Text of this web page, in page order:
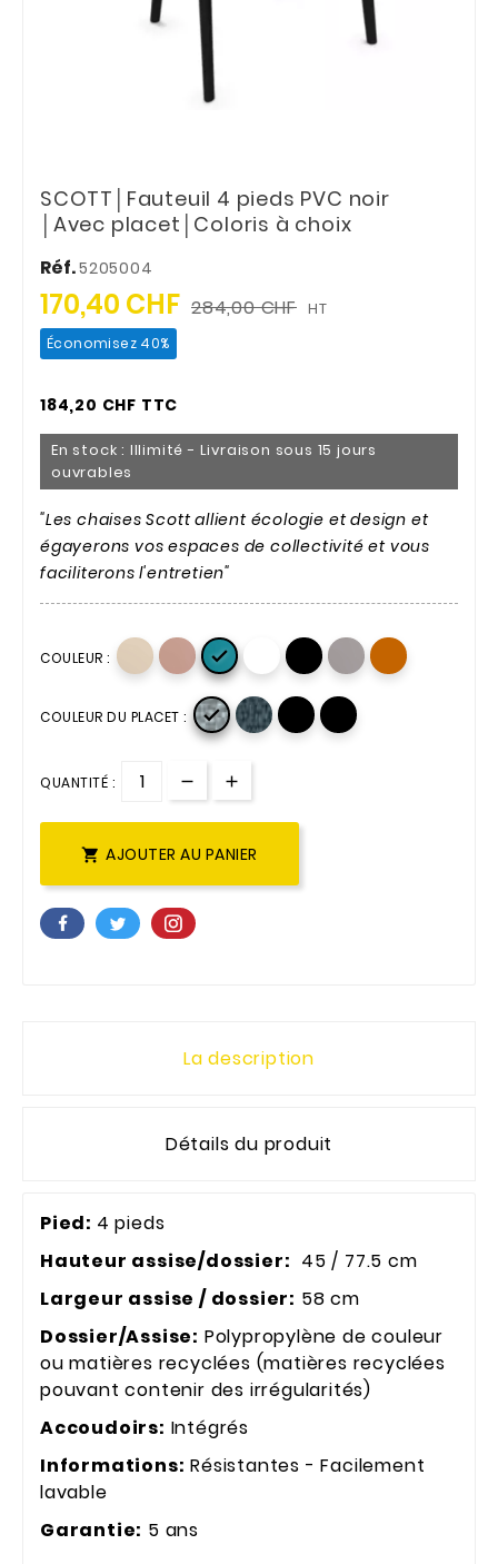
SCOTT│Fauteuil 4 pieds PVC noir
│Avec placet│Coloris à choix
Réf.5205004
170,40 CHF 284,00 CHF HT
Économisez 40%
184,20 CHF TTC
En stock : Illimité - Livraison sous 15 jours
ouvrables
"Les chaises Scott allient écologie et design et
égayerons vos espaces de collectivité et vous
faciliterons l'entretien"
COULEUR : 
COULEUR DU PLACET : 
QUANTITÉ :
 AJOUTER AU PANIER
La description
Détails du produit
Pied: 4 pieds
Hauteur assise/dossier: 45 / 77.5 cm
Largeur assise / dossier: 58 cm
Dossier/Assise: Polypropylène de couleur
ou matières recyclées (matières recyclées
pouvant contenir des irrégularités)
Accoudoirs: Intégrés
Informations: Résistantes - Facilement
lavable
Garantie: 5 ans